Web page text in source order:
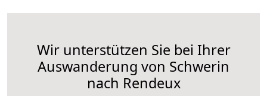
Wir unterstützen Sie bei Ihrer
Auswanderung von Schwerin
nach Rendeux